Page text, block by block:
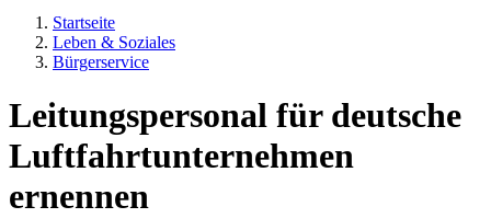
Startseite
Leben & Soziales
Bürgerservice
Leitungspersonal für deutsche
Luftfahrtunternehmen
ernennen